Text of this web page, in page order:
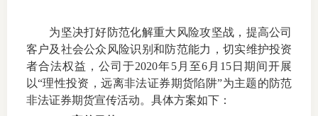
上市品
投教书
为坚决打好防范化解重大风险攻坚战，提高公司
客户及社会公众风险识别和防范能力，切实维护投资
者合法权益，公司于2020年5月至6月 15 日期间开展
以“理性投资，远离非法证券期货陷阱”为主题的防范
非法证券期货宣传活动。具体方案如下：